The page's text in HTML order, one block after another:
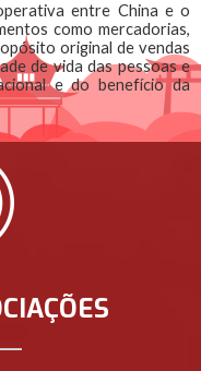
entre China e o
como mercadorias,
original de vendas
de vida das pessoas e
e do benefício da